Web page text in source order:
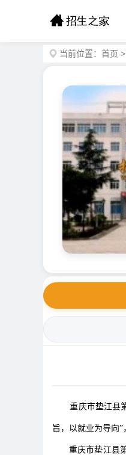
当前位置： 首页 >
重庆市垫江县第
旨，以就业为导向”
重庆市垫江县第